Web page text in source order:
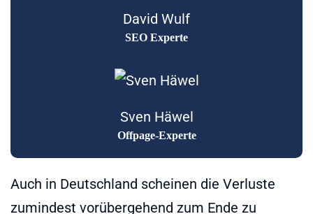
David Wulf
SEO Experte
Sven Häwel
Offpage-Experte
Auch in Deutschland scheinen die Verluste
zumindest vorübergehend zum Ende zu